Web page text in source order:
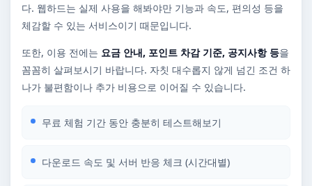
다. 웹하드는 실제 사용을 해봐야만 기능과 속도, 편의성 등을
체감할 수 있는 서비스이기 때문입니다.
또한, 이용 전에는 요금 안내, 포인트 차감 기준, 공지사항 등을
꼼꼼히 살펴보시기 바랍니다. 자칫 대수롭지 않게 넘긴 조건 하
나가 불편함이나 추가 비용으로 이어질 수 있습니다.
무료 체험 기간 동안 충분히 테스트해보기
다운로드 속도 및 서버 반응 체크 (시간대별)